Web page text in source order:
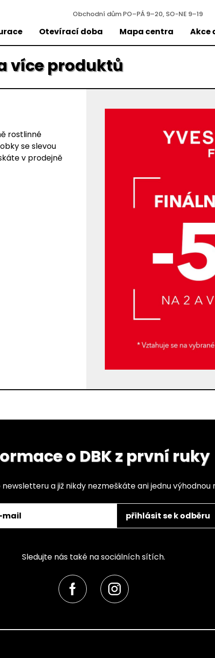
Obchodní dům PO–PÁ 9–20, SO-NE 9–19
Otevírací doba Mapa centra Akce
více produktů
rostlinné
se slevou
v prodejně
o DBK z první ruky
a již nikdy nezmeškáte ani jednu výhodnou
přihlásit se k odběru
Sledujte nás také na sociálních sítích.